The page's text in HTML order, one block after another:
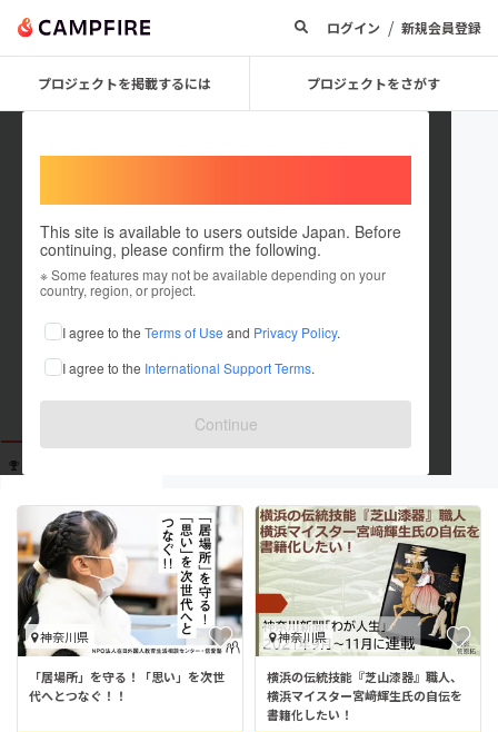
ログイン / 新規会員登録
プロジェクトを掲載するには プロジェクトをさがす
This site is available to users outside Japan. Before
continuing, please confirm the following.
※ Some features may not be available depending on your
country, region, or project.
I agree to the Terms of Use and Privacy Policy.
I agree to the International Support Terms.
Continue
ToraKuroDAIWA
出身国：未設定
神奈川県
「居場所」を守る！「思い」を次世
代へとつなぐ！！
神奈川県
横浜の伝統技能『芝山漆器』職人、
横浜マイスター宮﨑輝生氏の自伝を
書籍化したい！